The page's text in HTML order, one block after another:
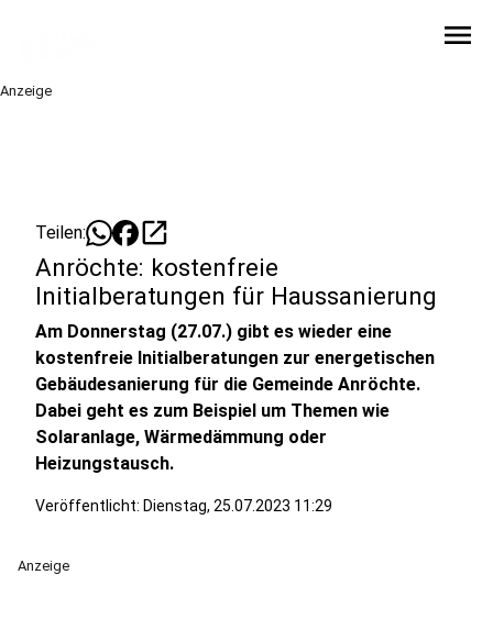
menu
Anzeige
Teilen: open_in_new
Anröchte: kostenfreie
Initialberatungen für Haussanierung
Am Donnerstag (27.07.) gibt es wieder eine
kostenfreie Initialberatungen zur energetischen
Gebäudesanierung für die Gemeinde Anröchte.
Dabei geht es zum Beispiel um Themen wie
Solaranlage, Wärmedämmung oder
Heizungstausch.
Veröffentlicht: Dienstag, 25.07.2023 11:29
Anzeige